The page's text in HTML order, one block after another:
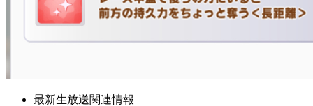
最新生放送関連情報